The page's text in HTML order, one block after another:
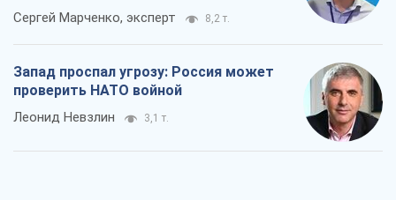
Сергей Марченко, эксперт 8,2 т.
Запад проспал угрозу: Россия может
проверить НАТО войной
Леонид Невзлин 3,1 т.